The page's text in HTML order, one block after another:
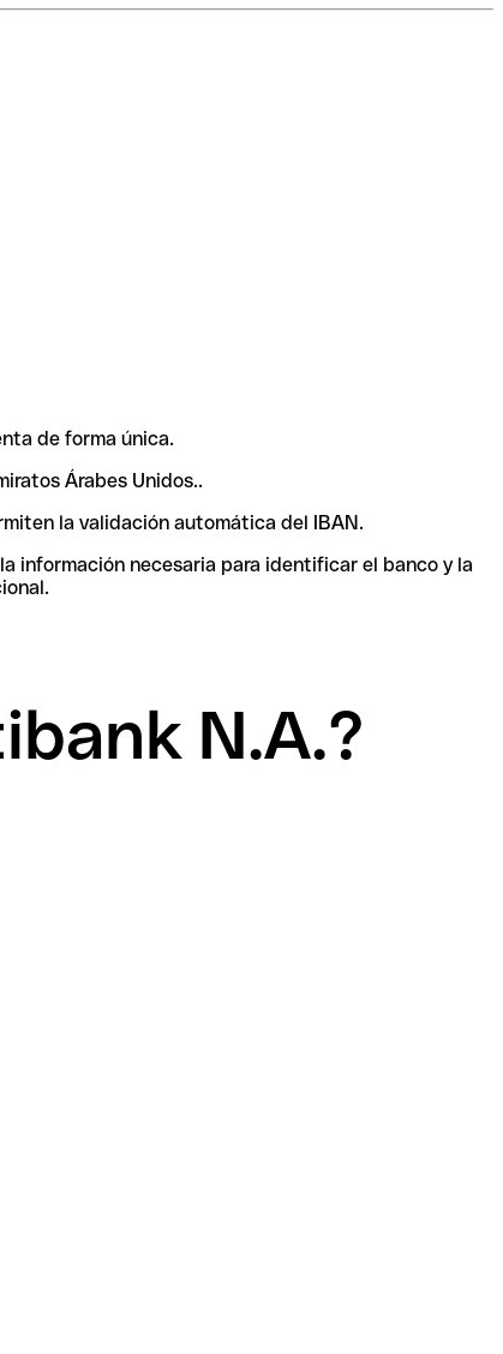
de forma única.
Árabes Unidos..
la validación automática del IBAN.
información necesaria para identificar el banco y la
N.A.?